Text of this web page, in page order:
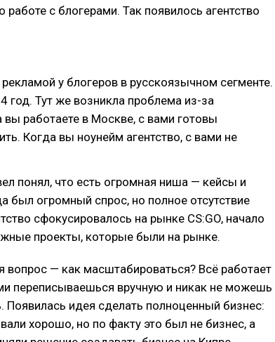
работе с блогерами. Так появилось агентство
у блогеров в русскоязычном сегменте.
год. Тут же возникла проблема из-за
работаете в Москве, с вами готовы
Когда вы ноунейм агентство, с вами не
понял, что есть огромная ниша — кейсы и
был огромный спрос, но полное отсутствие
сфокусировалось на рынке CS:GO, начало
проекты, которые были на рынке.
вопрос — как масштабироваться? Всё работает
переписываешься вручную и никак не можешь
Появилась идея сделать полноценный бизнес:
хорошо, но по факту это был не бизнес, а